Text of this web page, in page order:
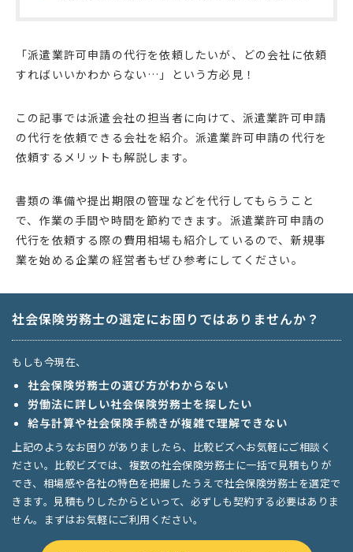
「派遣業許可申請の代行を依頼したいが、どの会社に依頼
すればいいかわからない…」という方必見！
この記事では派遣会社の担当者に向けて、派遣業許可申請
の代行を依頼できる会社を紹介。派遣業許可申請の代行を
依頼するメリットも解説します。
書類の準備や提出期限の管理などを代行してもらうこと
で、作業の手間や時間を節約できます。派遣業許可申請の
代行を依頼する際の費用相場も紹介しているので、新規事
業を始める企業の経営者もぜひ参考にしてください。
社会保険労務士の選定にお困りではありませんか？
もしも今現在、
社会保険労務士の選び方がわからない
労働法に詳しい社会保険労務士を探したい
給与計算や社会保険手続きが複雑で理解できない
上記のようなお困りがありましたら、比較ビズへお気軽にご相談く
ださい。比較ビズでは、複数の社会保険労務士に一括で見積もりが
でき、相場感や各社の特色を把握したうえで社会保険労務士を選定で
きます。見積もりしたからといって、必ずしも契約する必要はありま
せん。まずはお気軽にご利用ください。